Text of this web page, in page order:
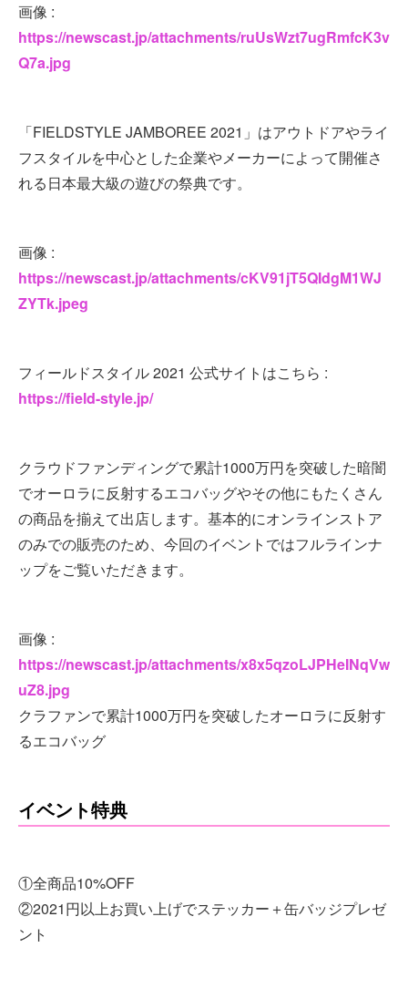
画像 :
https://newscast.jp/attachments/ruUsWzt7ugRmfcK3v
Q7a.jpg
「FIELDSTYLE JAMBOREE 2021」はアウトドアやライ
フスタイルを中心とした企業やメーカーによって開催さ
れる日本最大級の遊びの祭典です。
画像 :
https://newscast.jp/attachments/cKV91jT5QIdgM1WJ
ZYTk.jpeg
フィールドスタイル 2021 公式サイトはこちら :
https://field-style.jp/
クラウドファンディングで累計1000万円を突破した暗闇
でオーロラに反射するエコバッグやその他にもたくさん
の商品を揃えて出店します。基本的にオンラインストア
のみでの販売のため、今回のイベントではフルラインナ
ップをご覧いただきます。
画像 :
https://newscast.jp/attachments/x8x5qzoLJPHeINqVw
uZ8.jpg
クラファンで累計1000万円を突破したオーロラに反射す
るエコバッグ
イベント特典
①全商品10%OFF
②2021円以上お買い上げでステッカー＋缶バッジプレゼ
ント